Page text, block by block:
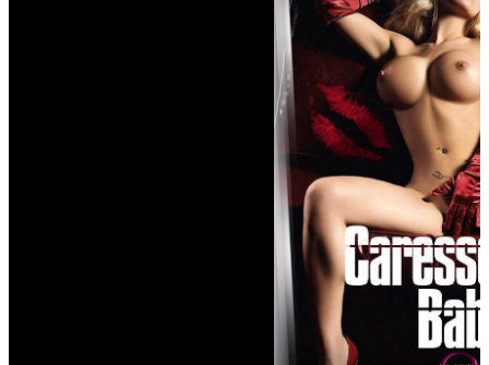
Ouvert 7/7 - Pour toutes informations, contactez-nous au 02.51.72.21.81